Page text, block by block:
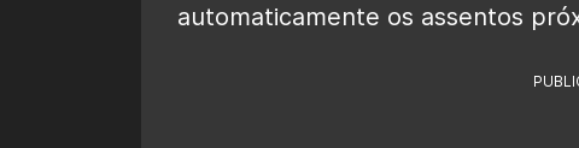
automaticamente os assentos